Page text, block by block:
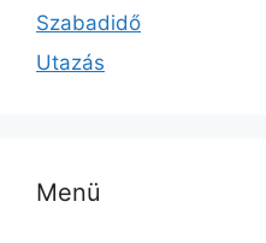
Szabadidő
Utazás
Menü